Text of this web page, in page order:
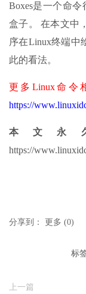
Boxes是一个命
盒子。 在本文中
序在Linux终端中
此的看法。
更多Linux命令
https://
本文永
https://
分享到： 更多 (0)
标
上一篇